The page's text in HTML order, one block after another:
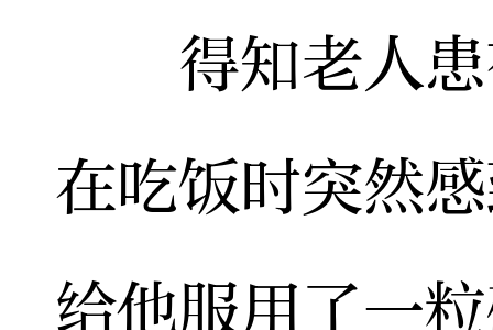
得知老人患
在吃饭时突然
给他服用了一